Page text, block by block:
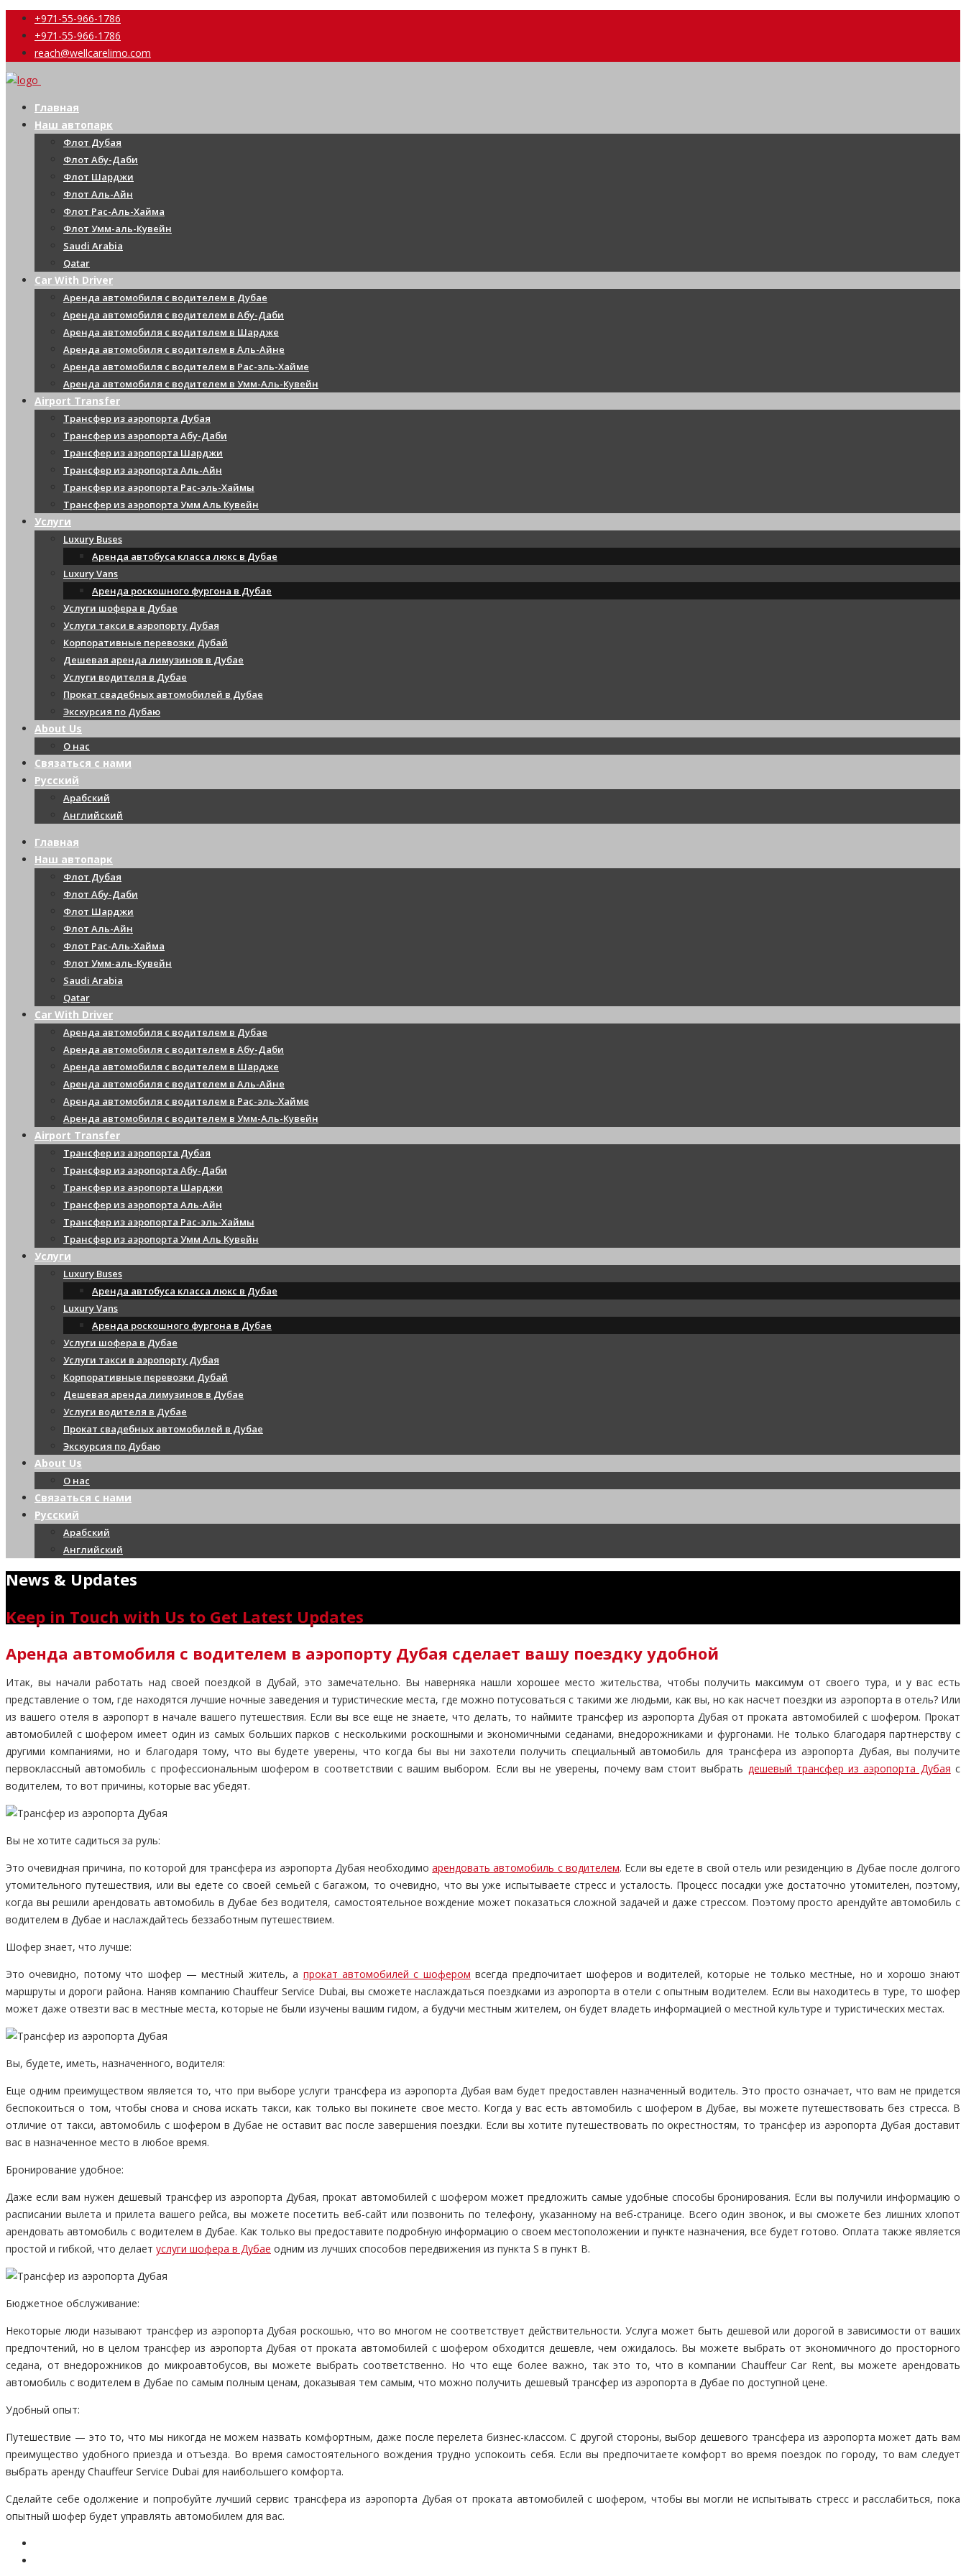
+971-55-966-1786
+971-55-966-1786
reach@wellcarelimo.com
Главная
Наш автопарк
Флот Дубая
Флот Абу-Даби
Флот Шарджи
Флот Аль-Айн
Флот Рас-Аль-Хайма
Флот Умм-аль-Кувейн
Saudi Arabia
Qatar
Car With Driver
Аренда автомобиля с водителем в Дубае
Аренда автомобиля с водителем в Абу-Даби
Аренда автомобиля с водителем в Шардже
Аренда автомобиля с водителем в Аль-Айне
Аренда автомобиля с водителем в Рас-эль-Хайме
Аренда автомобиля с водителем в Умм-Аль-Кувейн
Airport Transfer
Трансфер из аэропорта Дубая
Трансфер из аэропорта Абу-Даби
Трансфер из аэропорта Шарджи
Трансфер из аэропорта Аль-Айн
Трансфер из аэропорта Рас-эль-Хаймы
Трансфер из аэропорта Умм Аль Кувейн
Услуги
Luxury Buses
Аренда автобуса класса люкс в Дубае
Luxury Vans
Аренда роскошного фургона в Дубае
Услуги шофера в Дубае
Услуги такси в аэропорту Дубая
Корпоративные перевозки Дубай
Дешевая аренда лимузинов в Дубае
Услуги водителя в Дубае
Прокат свадебных автомобилей в Дубае
Экскурсия по Дубаю
About Us
О нас
Связаться с нами
Русский
Арабский
Английский
Главная
Наш автопарк
Флот Дубая
Флот Абу-Даби
Флот Шарджи
Флот Аль-Айн
Флот Рас-Аль-Хайма
Флот Умм-аль-Кувейн
Saudi Arabia
Qatar
Car With Driver
Аренда автомобиля с водителем в Дубае
Аренда автомобиля с водителем в Абу-Даби
Аренда автомобиля с водителем в Шардже
Аренда автомобиля с водителем в Аль-Айне
Аренда автомобиля с водителем в Рас-эль-Хайме
Аренда автомобиля с водителем в Умм-Аль-Кувейн
Airport Transfer
Трансфер из аэропорта Дубая
Трансфер из аэропорта Абу-Даби
Трансфер из аэропорта Шарджи
Трансфер из аэропорта Аль-Айн
Трансфер из аэропорта Рас-эль-Хаймы
Трансфер из аэропорта Умм Аль Кувейн
Услуги
Luxury Buses
Аренда автобуса класса люкс в Дубае
Luxury Vans
Аренда роскошного фургона в Дубае
Услуги шофера в Дубае
Услуги такси в аэропорту Дубая
Корпоративные перевозки Дубай
Дешевая аренда лимузинов в Дубае
Услуги водителя в Дубае
Прокат свадебных автомобилей в Дубае
Экскурсия по Дубаю
About Us
О нас
Связаться с нами
Русский
Арабский
Английский
News & Updates
Keep in Touch with Us to Get Latest Updates
Аренда автомобиля с водителем в аэропорту Дубая сделает вашу поездку удобной
Итак, вы начали работать над своей поездкой в Дубай, это замечательно. Вы наверняка нашли хорошее место жительства, чтобы получить максимум от своего тура, и у вас есть
представление о том, где находятся лучшие ночные заведения и туристические места, где можно потусоваться с такими же людьми, как вы, но как насчет поездки из аэропорта в отель? Или
из вашего отеля в аэропорт в начале вашего путешествия. Если вы все еще не знаете, что делать, то наймите трансфер из аэропорта Дубая от проката автомобилей с шофером. Прокат
автомобилей с шофером имеет один из самых больших парков с несколькими роскошными и экономичными седанами, внедорожниками и фургонами. Не только благодаря партнерству с
другими компаниями, но и благодаря тому, что вы будете уверены, что когда бы вы ни захотели получить специальный автомобиль для трансфера из аэропорта Дубая, вы получите
первоклассный автомобиль с профессиональным шофером в соответствии с вашим выбором. Если вы не уверены, почему вам стоит выбрать дешевый трансфер из аэропорта Дубая с
водителем, то вот причины, которые вас убедят.
Вы не хотите садиться за руль:
Это очевидная причина, по которой для трансфера из аэропорта Дубая необходимоарендовать автомобиль с водителем. Если вы едете в свой отель или резиденцию в Дубае после долгого
утомительного путешествия, или вы едете со своей семьей с багажом, то очевидно, что вы уже испытываете стресс и усталость. Процесс посадки уже достаточно утомителен, поэтому,
когда вы решили арендовать автомобиль в Дубае без водителя, самостоятельное вождение может показаться сложной задачей и даже стрессом. Поэтому просто арендуйте автомобиль с
водителем в Дубае и наслаждайтесь беззаботным путешествием.
Шофер знает, что лучше:
Это очевидно, потому что шофер — местный житель, а прокат автомобилей с шофером всегда предпочитает шоферов и водителей, которые не только местные, но и хорошо знают
маршруты и дороги района. Наняв компанию Chauffeur Service Dubai, вы сможете наслаждаться поездками из аэропорта в отели с опытным водителем. Если вы находитесь в туре, то шофер
может даже отвезти вас в местные места, которые не были изучены вашим гидом, а будучи местным жителем, он будет владеть информацией о местной культуре и туристических местах.
Вы, будете, иметь, назначенного, водителя:
Еще одним преимуществом является то, что при выборе услуги трансфера из аэропорта Дубая вам будет предоставлен назначенный водитель. Это просто означает, что вам не придется
беспокоиться о том, чтобы снова и снова искать такси, как только вы покинете свое место. Когда у вас есть автомобиль с шофером в Дубае, вы можете путешествовать без стресса. В
отличие от такси, автомобиль с шофером в Дубае не оставит вас после завершения поездки. Если вы хотите путешествовать по окрестностям, то трансфер из аэропорта Дубая доставит
вас в назначенное место в любое время.
Бронирование удобное:
Даже если вам нужен дешевый трансфер из аэропорта Дубая, прокат автомобилей с шофером может предложить самые удобные способы бронирования. Если вы получили информацию о
расписании вылета и прилета вашего рейса, вы можете посетить веб-сайт или позвонить по телефону, указанному на веб-странице. Всего один звонок, и вы сможете без лишних хлопот
арендовать автомобиль с водителем в Дубае. Как только вы предоставите подробную информацию о своем местоположении и пункте назначения, все будет готово. Оплата также является
простой и гибкой, что делает услуги шофера в Дубае одним из лучших способов передвижения из пункта S в пункт B.
Бюджетное обслуживание:
Некоторые люди называют трансфер из аэропорта Дубая роскошью, что во многом не соответствует действительности. Услуга может быть дешевой или дорогой в зависимости от ваших
предпочтений, но в целом трансфер из аэропорта Дубая от проката автомобилей с шофером обходится дешевле, чем ожидалось. Вы можете выбрать от экономичного до просторного
седана, от внедорожников до микроавтобусов, вы можете выбрать соответственно. Но что еще более важно, так это то, что в компании Chauffeur Car Rent, вы можете арендовать
автомобиль с водителем в Дубае по самым полным ценам, доказывая тем самым, что можно получить дешевый трансфер из аэропорта в Дубае по доступной цене.
Удобный опыт:
Путешествие — это то, что мы никогда не можем назвать комфортным, даже после перелета бизнес-классом. С другой стороны, выбор дешевого трансфера из аэропорта может дать вам
преимущество удобного приезда и отъезда. Во время самостоятельного вождения трудно успокоить себя. Если вы предпочитаете комфорт во время поездок по городу, то вам следует
выбрать аренду Chauffeur Service Dubai для наибольшего комфорта.
Сделайте себе одолжение и попробуйте лучший сервис трансфера из аэропорта Дубая от проката автомобилей с шофером, чтобы вы могли не испытывать стресс и расслабиться, пока
опытный шофер будет управлять автомобилем для вас.